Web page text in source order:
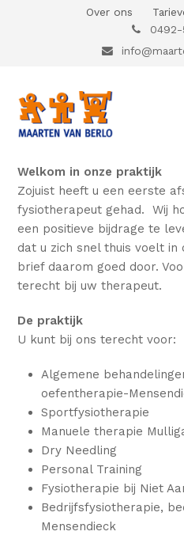
Over ons
0492-
Welkom in onze praktijk
Zojuist heeft u een eerste
fysiotherapeut gehad. Wij
een positieve bijdrage te
dat u zich snel thuis voelt in
brief daarom goed door.
terecht bij uw therapeut.
De praktijk
U kunt bij ons terecht voor:
Algemene
oefentherapie-
Sportfysiotherapie
Manuele therapie
Dry Needling
Personal Training
Fysiotherapie bij Niet
Bedrijfsfysiotherapie,
Mensendieck